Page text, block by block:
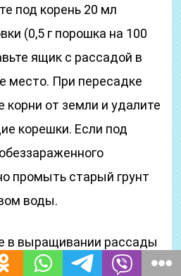
под корень 20 мл
(0,5 г порошка на 100
ящик с рассадой в
место. При пересадке
корни от земли и удалите
корешки. Если под
промыть старый грунт
воды.
в выращивании рассады
оптимальные